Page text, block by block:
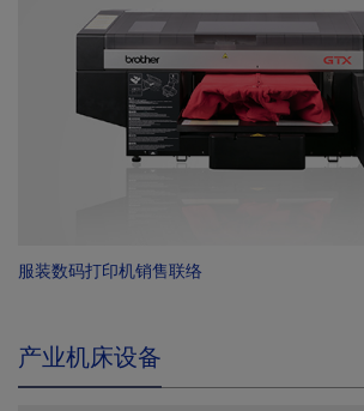
服装数码打印机销售联络
产业机床设备